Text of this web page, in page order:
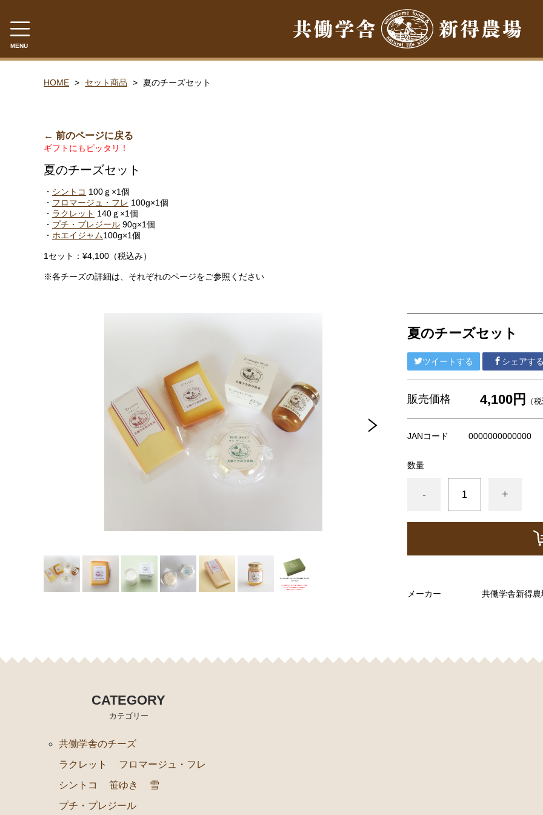
MENU
フロマージュ・フレ
シントコ
笹ゆき
プチ・プレジール
フロマージュ・ブラン
セット商品
共働学舎のぶどうジュース
肉加工製品(寧楽共働学舎製)
販売期間外の商品(共働学舎製品)
その他の食品（仕入品など）
チーズが美味しい紅茶
ギフト箱、器具など
HOME セット商品 夏のチーズセット
← 前のページに戻る
ギフトにもピッタリ！
夏のチーズセット
・ シントコ 100ｇ×1個
・ フロマージュ・フレ 100g×1個
・ ラクレット 140ｇ×1個
・ プチ・プレジール 90g×1個
・ ホエイジャム100g×1個
1セット：¥4,100（税込み）
※各チーズの詳細は、それぞれのページをご参照ください
夏のチーズセット
ツイートする シェアする
販売価格 4,100円 （
JANコード 0000000000000
数量
- +
メーカー 共働学舎新得農
CATEGORY
カテゴリー
共働学舎のチーズ
ラクレット
フロマージュ・フレ
シントコ
笹ゆき
雪
プチ・プレジール